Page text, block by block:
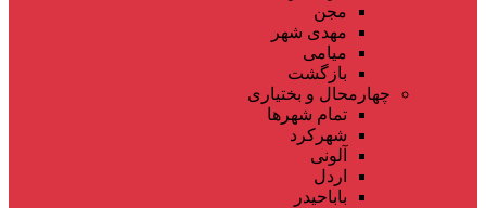
مجن
مهدی شهر
میامی
بازگشت
چهارمحال و بختیاری
تمام شهر‌ها
شهرکرد
آلونی
اردل
باباحیدر